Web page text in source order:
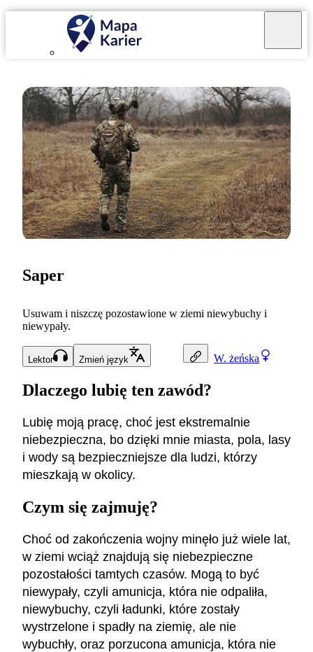
W. żeńska
Saper
Usuwam i niszczę pozostawione w ziemi niewybuchy i
niewypały.
Lektor Zmień język
Dlaczego lubię ten zawód?
Lubię moją pracę, choć jest ekstremalnie
niebezpieczna, bo dzięki mnie miasta, pola, lasy
i wody są bezpieczniejsze dla ludzi, którzy
mieszkają w okolicy.
Czym się zajmuję?
Choć od zakończenia wojny minęło już wiele lat,
w ziemi wciąż znajdują się niebezpieczne
pozostałości tamtych czasów. Mogą to być
niewypały, czyli amunicja, która nie odpaliła,
niewybuchy, czyli ładunki, które zostały
wystrzelone i spadły na ziemię, ale nie
wybuchły, oraz porzucona amunicja, która nie